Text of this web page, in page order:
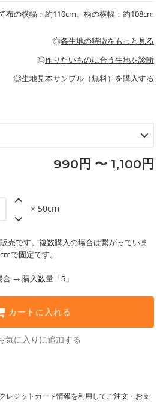
、カーテン
、ワンピースなどの洋服
ュニックなどのトップス
かりとした張りと厚みがありながらも柔
地の厚みは中厚手です。1枚でも透け感
テーブルクロスなどの暮らしのアイテム
トなどのボトムス
トバッグ・ポーチ・ペンケースなどの布
向いています。
布の横幅：約110cm、柄の横幅：約108cm
◎各生地の特徴をもっと見る
◎作りたいものに合う生地を診断
◎生地見本サンプル（無料）を購入する
990円 〜 1,100円
× 50cm
売です。複数購入の場合は繋がっていま
で固定です。
合 → 購入数量「5」
カートに入れる
気に入りに追加する
レジットカード情報を利用してご注文・お支